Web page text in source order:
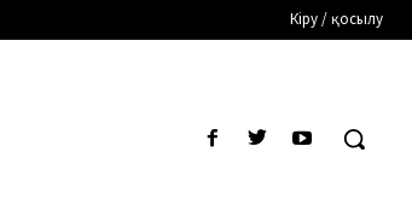
Кіру / қосылу